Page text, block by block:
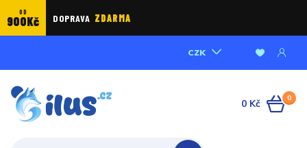
OD
900Kč DOPRAVA ZDARMA
CZK
0
0 Kč